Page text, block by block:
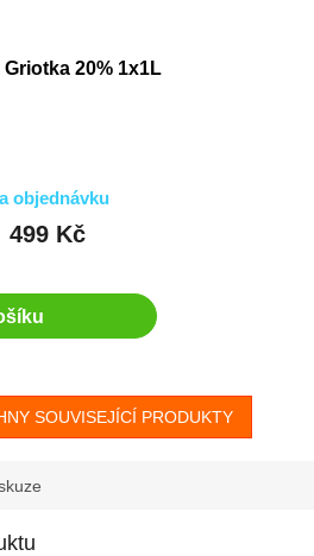
Griotka 20% 1x1L
objednávku
499 Kč
SOUVISEJÍCÍ PRODUKTY